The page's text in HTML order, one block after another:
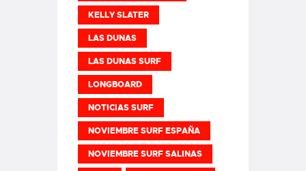
KELLY SLATER
LAS DUNAS
LAS DUNAS SURF
LONGBOARD
NOTICIAS SURF
NOVIEMBRE SURF ESPAÑA
NOVIEMBRE SURF SALINAS